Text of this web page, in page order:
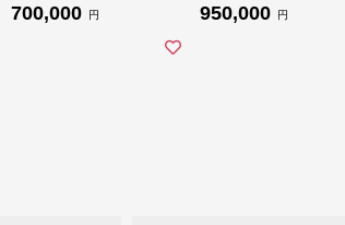
700,000 円 950,000 円